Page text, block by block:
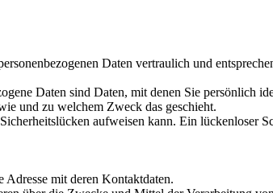
Daten vertraulich und
Daten sind Daten, mit denen Sie persönlich
und zu welchem Zweck das geschieht.
aufweisen kann. Ein lückenloser
Adresse mit deren Kontaktdaten.